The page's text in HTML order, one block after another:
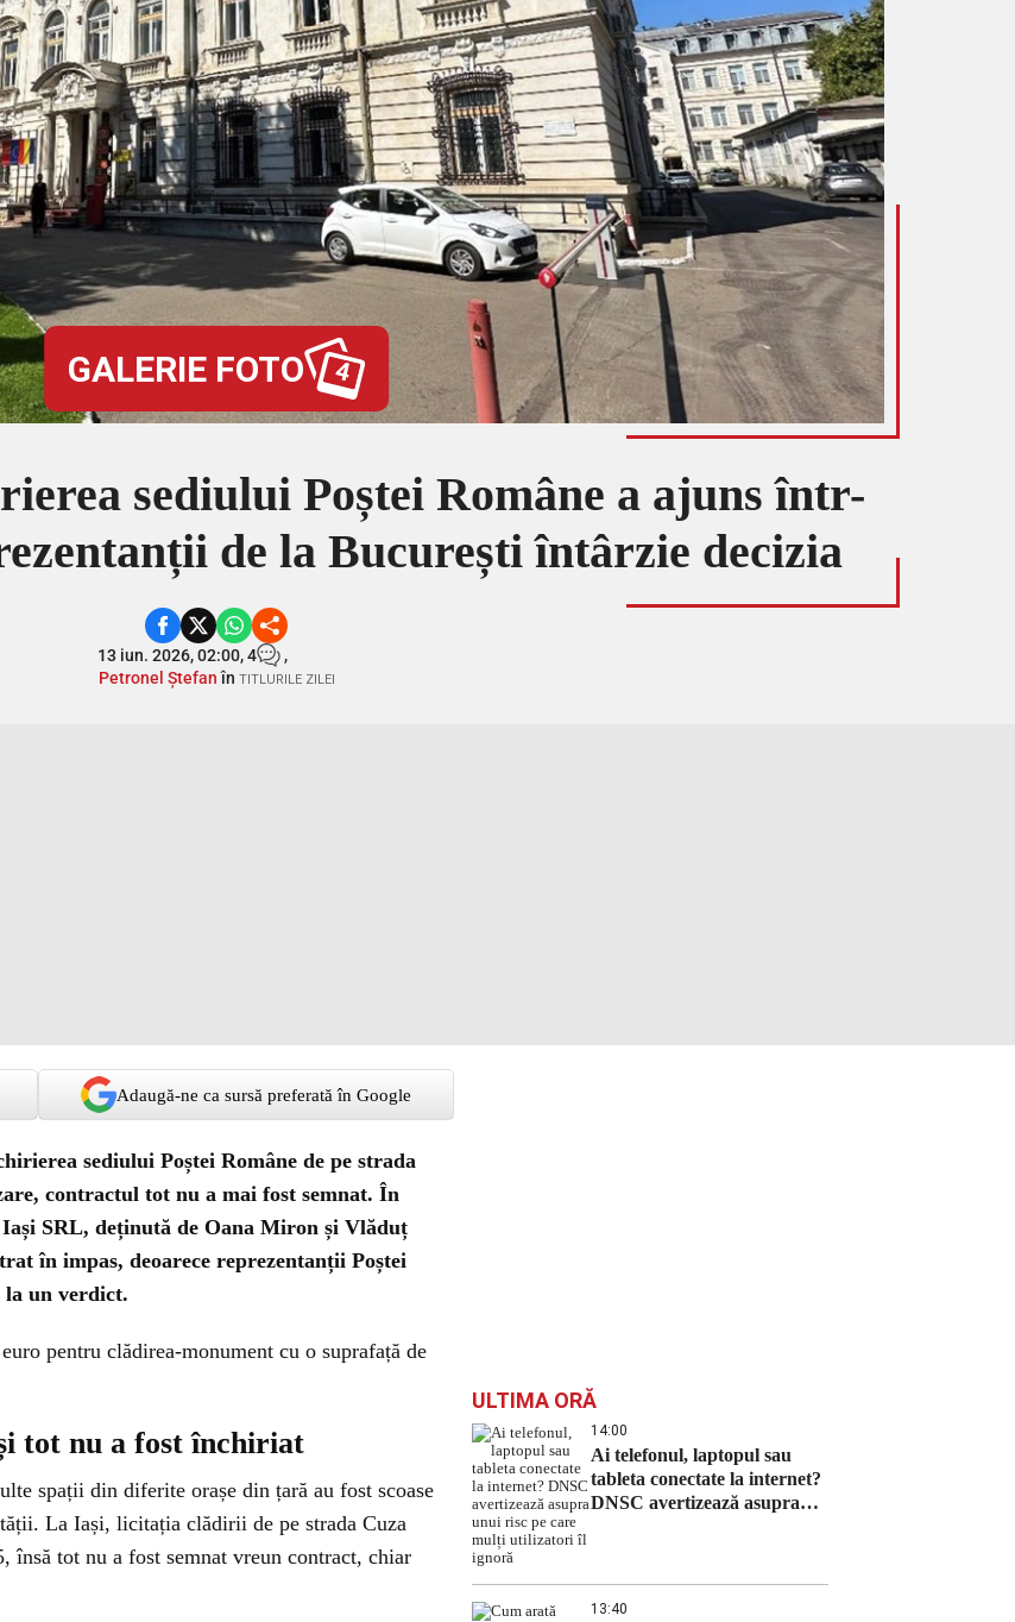
GALERIE FOTO 4
sediului Poștei Române a ajuns într-
de la București întârzie decizia
13 iun. 2026, 02:00,4
,
Petronel Ștefanîn TITLURILE ZILEI
Adaugă-ne ca sursă preferată în Google
sediului Poștei Române de pe strada
contractul tot nu a mai fost semnat. În
SRL, deținută de Oana Miron și Vlăduț
în impas, deoarece reprezentanții Poștei
la un verdict.
pentru clădirea-monument cu o suprafață de
tot nu a fost închiriat
spații din diferite orașe din țară au fost scoase
La Iași, licitația clădirii de pe strada Cuza
însă tot nu a fost semnat vreun contract, chiar
ULTIMA ORĂ
14:00
Ai telefonul, laptopul sau
tableta conectate la internet?
DNSC avertizează asupra
13:40